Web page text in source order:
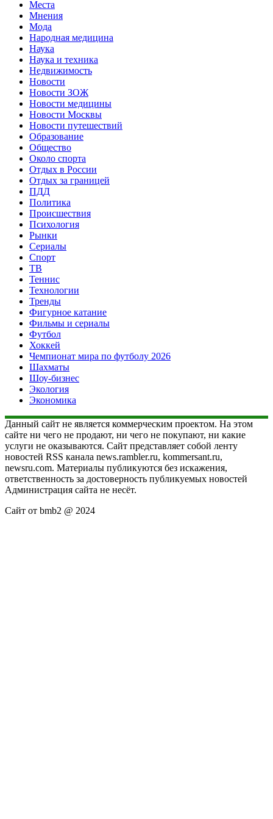
Места
Мнения
Мода
Народная медицина
Наука
Наука и техника
Недвижимость
Новости
Новости ЗОЖ
Новости медицины
Новости Москвы
Новости путешествий
Образование
Общество
Около спорта
Отдых в России
Отдых за границей
ПДД
Политика
Происшествия
Психология
Рынки
Сериалы
Спорт
ТВ
Теннис
Технологии
Тренды
Фигурное катание
Фильмы и сериалы
Футбол
Хоккей
Чемпионат мира по футболу 2026
Шахматы
Шоу-бизнес
Экология
Экономика
Данный сайт не является коммерческим проектом. На этом
сайте ни чего не продают, ни чего не покупают, ни какие
услуги не оказываются. Сайт представляет собой ленту
новостей RSS канала news.rambler.ru, kommersant.ru,
newsru.com. Материалы публикуются без искажения,
ответственность за достоверность публикуемых новостей
Администрация сайта не несёт.
Сайт от bmb2 @ 2024